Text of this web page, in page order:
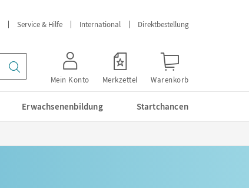
Service & Hilfe International Direktbestellung
Mein Konto Merkzettel Warenkorb
Erwachsenenbildung Startchancen